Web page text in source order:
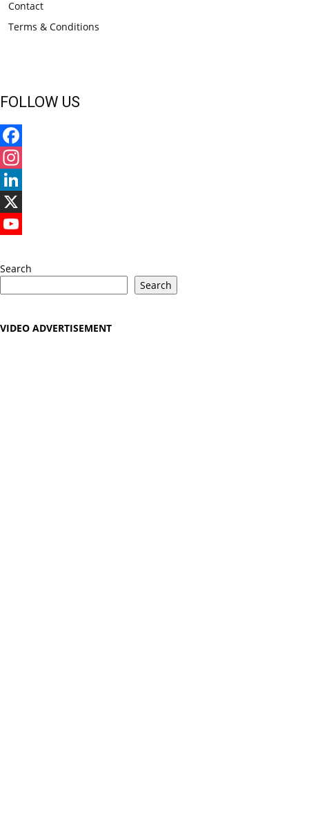
Contact
Terms & Conditions
FOLLOW US
Facebook
Instagram
LinkedIn
X
Search
Search
VIDEO ADVERTISEMENT